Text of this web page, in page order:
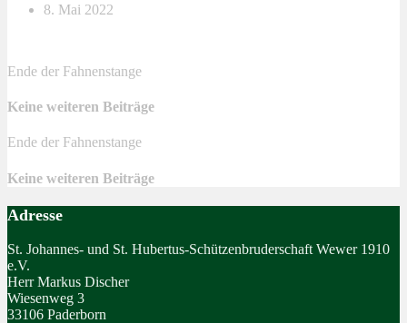
8. Mai 2022
Ende der Fahnenstange
Keine weiteren Beiträge
Ende der Fahnenstange
Keine weiteren Beiträge
Adresse
St. Johannes- und St. Hubertus-Schützenbruderschaft Wewer 1910
e.V.
Herr Markus Discher
Wiesenweg 3
33106 Paderborn